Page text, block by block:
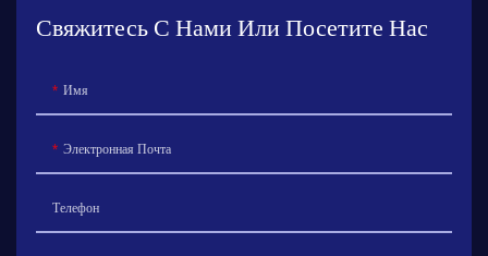
Свяжитесь С Нами Или Посетите Нас
Имя
Электронная Почта
Телефон